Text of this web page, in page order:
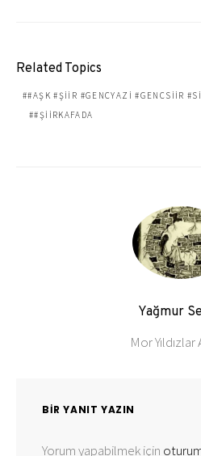
Related Topics
#AŞK #ŞIIR #GENCYAZI #GENCSIIR
#ŞIIRKAFADA
Yağmur
Mor Yıldızlar
BIR YANIT YAZIN
Yorum yapabilmek için